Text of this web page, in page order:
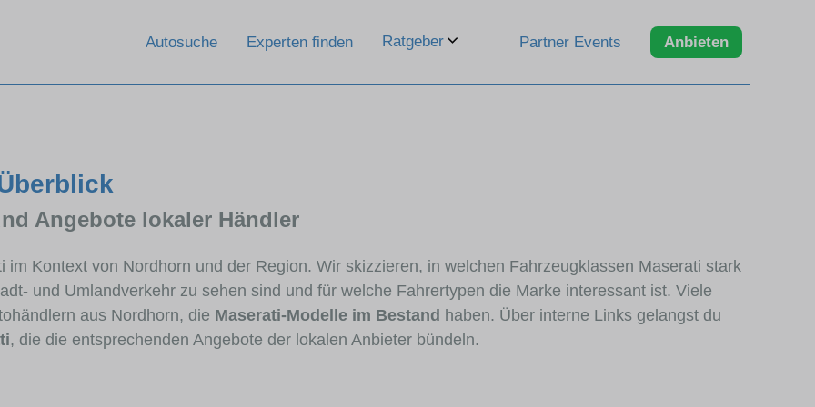
Autosuche Experten finden Ratgeber Partner Events Anbieten
Angebote lokaler Händler
Kontext von Nordhorn und der Region. Wir skizzieren, in welchen Fahrzeugklassen Maserati stark
und Umlandverkehr zu sehen sind und für welche Fahrertypen die Marke interessant ist. Viele
aus Nordhorn, die Maserati-Modelle im Bestand haben. Über interne Links gelangst du
, die die entsprechenden Angebote der lokalen Anbieter bündeln.